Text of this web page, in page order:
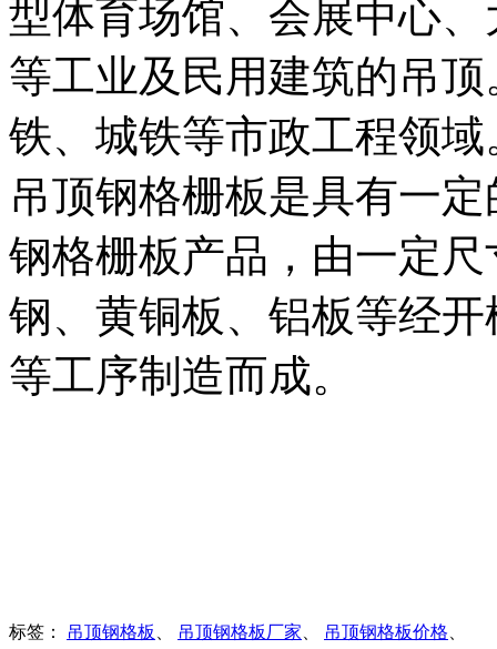
型体育场馆、会展中心
等工业及民用建筑的吊
铁、城铁等市政工程领域
吊顶钢格栅板是具有一
钢格栅板产品，由一定
钢、黄铜板、铝板等经
等工序制造而成。
标签： 吊顶钢格板 、 吊顶钢格板厂家、 吊顶钢格板价格、